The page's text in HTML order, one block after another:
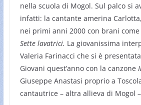
nella scuola di Mogol. Sul palco si
infatti: la cantante amerina
nei primi anni 2000 con brani come
Sette lavatrici. La giovanissima
Valeria Farinacci che si è
Giovani quest’anno con la canzone
Giuseppe Anastasi proprio a
cantautrice – altra allieva di Mogol